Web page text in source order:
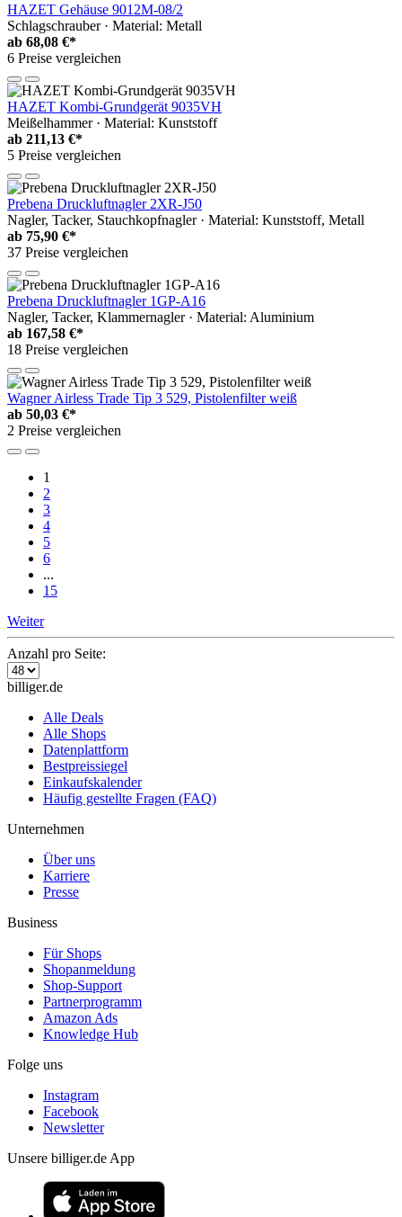
HAZET Gehäuse 9012M-08/2
Schlagschrauber · Material: Metall
ab 68,08 €*
6 Preise vergleichen
HAZET Kombi-Grundgerät 9035VH
Meißelhammer · Material: Kunststoff
ab 211,13 €*
5 Preise vergleichen
Prebena Druckluftnagler 2XR-J50
Nagler, Tacker, Stauchkopfnagler · Material: Kunststoff, Metall
ab 75,90 €*
37 Preise vergleichen
Prebena Druckluftnagler 1GP-A16
Nagler, Tacker, Klammernagler · Material: Aluminium
ab 167,58 €*
18 Preise vergleichen
Wagner Airless Trade Tip 3 529, Pistolenfilter weiß
ab 50,03 €*
2 Preise vergleichen
1
2
3
4
5
6
...
15
Weiter
Anzahl pro Seite:
billiger.de
Alle Deals
Alle Shops
Datenplattform
Bestpreissiegel
Einkaufskalender
Häufig gestellte Fragen (FAQ)
Unternehmen
Über uns
Karriere
Presse
Business
Für Shops
Shopanmeldung
Shop-Support
Partnerprogramm
Amazon Ads
Knowledge Hub
Folge uns
Instagram
Facebook
Newsletter
Unsere billiger.de App